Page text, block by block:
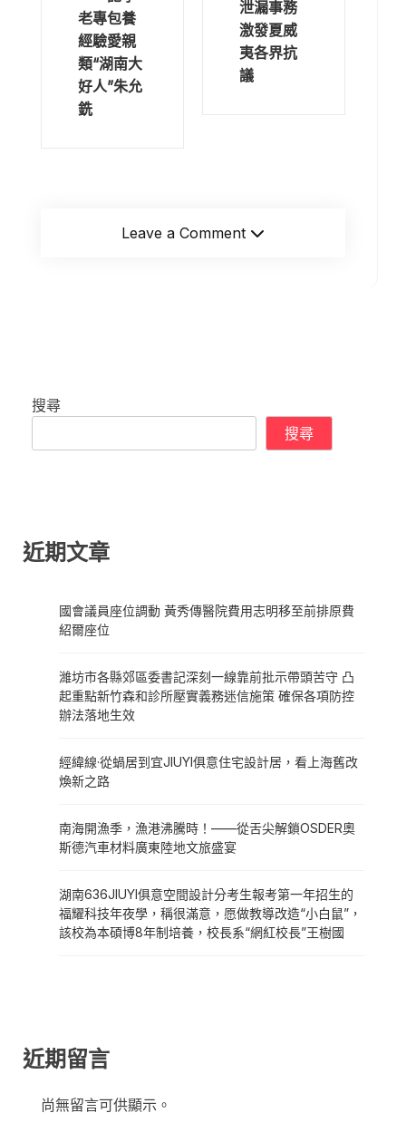
老專包養
經驗愛親
類“湖南大
好人”朱允
銑
泄漏事務
激發夏威
夷各界抗
議
Leave a Comment
搜尋
搜尋
近期文章
國會議員座位調動 黃秀傳醫院費用志明移至前排原費
紹爾座位
濰坊市各縣郊區委書記深刻一線靠前批示帶頭苦守 凸
起重點新竹森和診所壓實義務迷信施策 確保各項防控
辦法落地生效
經緯線·從蝸居到宜JIUYI俱意住宅設計居，看上海舊改
煥新之路
南海開漁季，漁港沸騰時！——從舌尖解鎖OSDER奧
斯德汽車材料廣東陸地文旅盛宴
湖南636JIUYI俱意空間設計分考生報考第一年招生的
福耀科技年夜學，稱很滿意，愿做教導改造“小白鼠”，
該校為本碩博8年制培養，校長系“網紅校長”王樹國
近期留言
尚無留言可供顯示。